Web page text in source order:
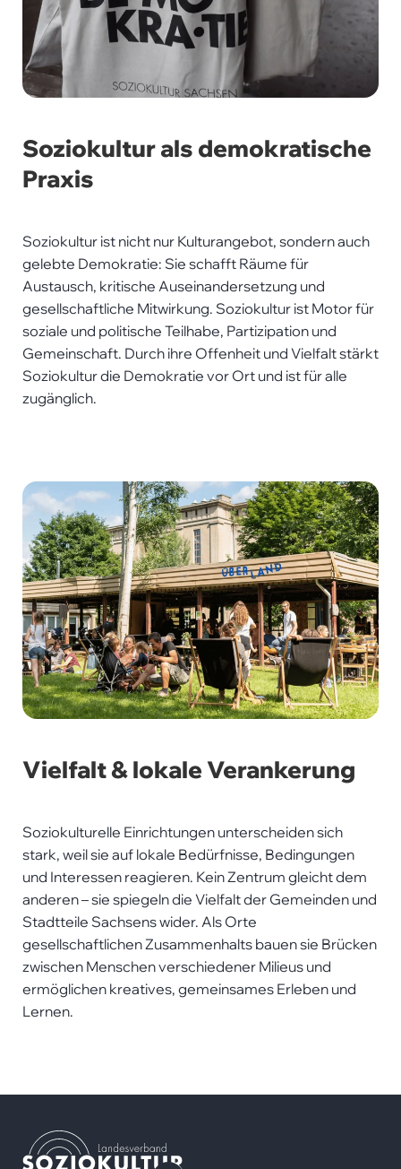
Soziokultur als demokratische
Praxis
Soziokultur ist nicht nur Kulturangebot, sondern auch
gelebte Demokratie: Sie schafft Räume für
Austausch, kritische Auseinandersetzung und
gesellschaftliche Mitwirkung. Soziokultur ist Motor für
soziale und politische Teilhabe, Partizipation und
Gemeinschaft. Durch ihre Offenheit und Vielfalt stärkt
Soziokultur die Demokratie vor Ort und ist für alle
zugänglich.
Vielfalt & lokale Verankerung
Soziokulturelle Einrichtungen unterscheiden sich
stark, weil sie auf lokale Bedürfnisse, Bedingungen
und Interessen reagieren. Kein Zentrum gleicht dem
anderen – sie spiegeln die Vielfalt der Gemeinden und
Stadtteile Sachsens wider. Als Orte
gesellschaftlichen Zusammenhalts bauen sie Brücken
zwischen Menschen verschiedener Milieus und
ermöglichen kreatives, gemeinsames Erleben und
Lernen.